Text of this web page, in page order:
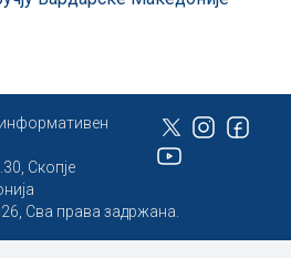
Скопје
Сва права задржана.